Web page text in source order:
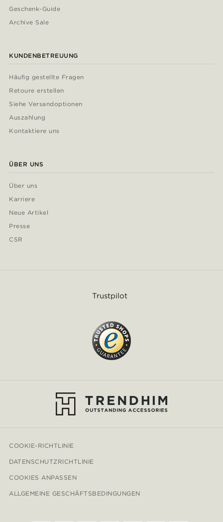
Geschenk-Guide
Archive Sale
KUNDENBETREUUNG
Häufig gestellte Fragen
Retoure erstellen
Siehe Versandoptionen
Auszahlung
Kontaktiere uns
ÜBER UNS
Über uns
Karriere
Neue Artikel
Presse
CSR
Trustpilot
COOKIE-RICHTLINIE
DATENSCHUTZRICHTLINIE
COOKIES ANPASSEN
ALLGEMEINE GESCHÄFTSBEDINGUNGEN